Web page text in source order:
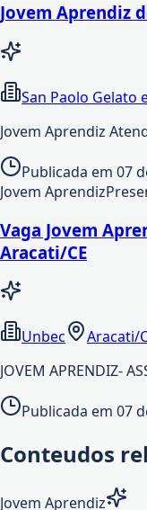
Jovem Aprendiz
San Paolo Gelato
Jovem Aprendiz
Publicada em 07
Jovem Aprendiz
Vaga Jovem
Aracati/CE
Unbec
Aracati/
JOVEM APRENDIZ-
Publicada em 07
Conteudos
Jovem Aprendiz